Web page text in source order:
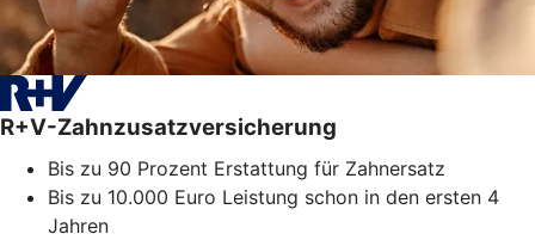
R+V-Zahnzusatzversicherung
Bis zu 90 Prozent Erstattung für Zahnersatz
Bis zu 10.000 Euro Leistung schon in den ersten 4
Jahren